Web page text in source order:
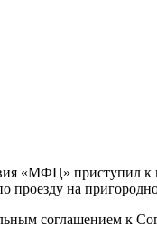
«МФЦ» приступил к
проезду на
соглашением к